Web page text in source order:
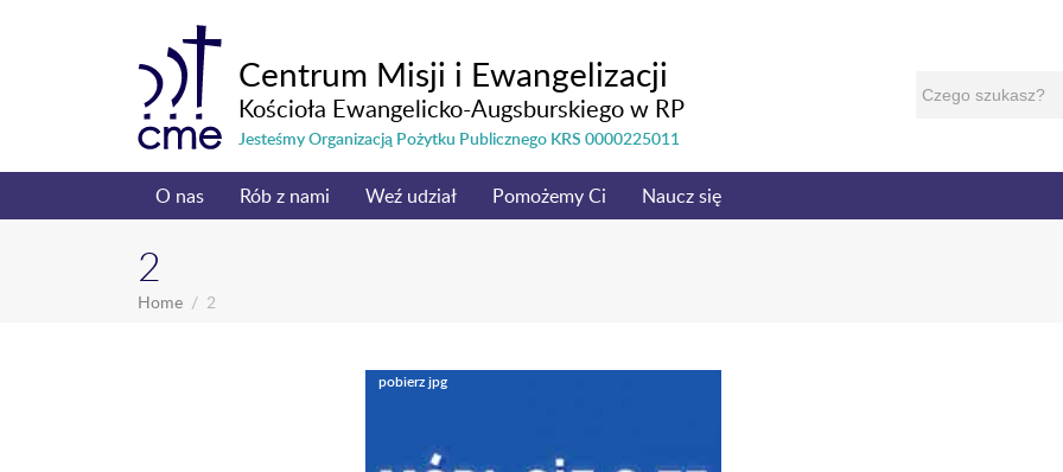
Centrum Misji i Ewangelizacji
Kościoła Ewangelicko-Augsburskiego w RP
Jesteśmy Organizacją Pożytku Publicznego KRS 0000225011
O nas Rób z nami Weź udział Pomożemy Ci Naucz się
2
Home 2